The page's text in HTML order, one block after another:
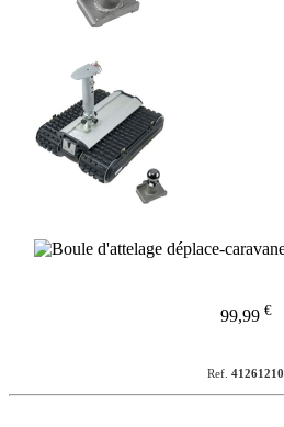
99,99 €
Ref. 41261210